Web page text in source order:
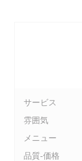
サービス
雰囲気
メニュー
品質-価格